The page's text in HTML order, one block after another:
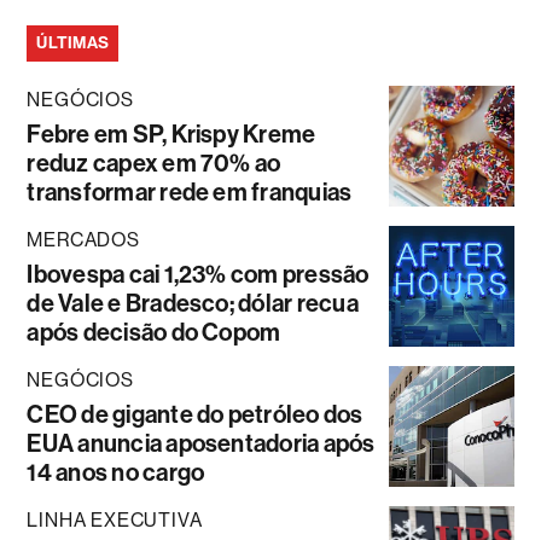
ÚLTIMAS
NEGÓCIOS
Febre em SP, Krispy Kreme
reduz capex em 70% ao
transformar rede em franquias
MERCADOS
Ibovespa cai 1,23% com pressão
de Vale e Bradesco; dólar recua
após decisão do Copom
NEGÓCIOS
CEO de gigante do petróleo dos
EUA anuncia aposentadoria após
14 anos no cargo
LINHA EXECUTIVA